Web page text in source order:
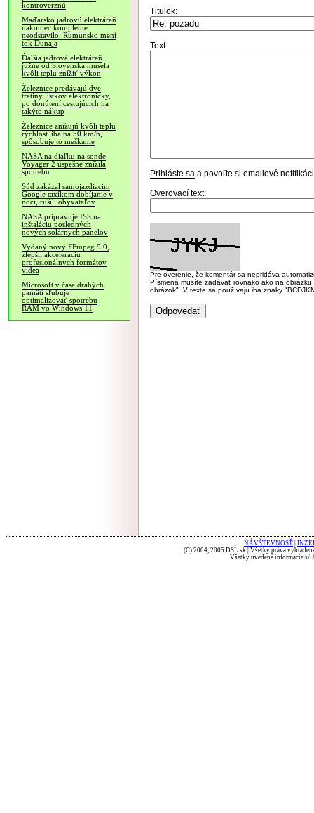
kontroverznú
Maďarsko jadrovú elektráreň
nakoniec kompletne
neodstavilo, Rumunsko mení
tok Dunaja
Ďalšia jadrová elektráreň
južne od Slovenska musela
kvôli teplu znížiť výkon
Železnice predávajú dve
tretiny lístkov elektronicky,
po donútení cestujúcich na
takýto nákup
Železnice znižujú kvôli teplu
rýchlosť iba na 50 km/h,
spôsobuje to meškanie
NASA na diaľku na sonde
Voyager 2 úspešne znížila
spotrebu
Súd zakázal samojazdiacim
Google taxíkom dobíjanie v
noci, rušili obyvateľov
NASA pripravuje ISS na
inštaláciu posledných
nových solárnych panelov
Vydaný nový FFmpeg 9.0,
zlepšil akceleráciu
profesionálnych formátov
videa
Microsoft v čase drahých
pamätí sľubuje
optimalizovať spotrebu
RAM vo Windows 11
Titulok:
Text:
Prihláste sa a povoľte si emailové
Overovací text:
Pre overenie, že komentár sa nepridáva
Písmená musíte zadávať rovnako ako na
obrázok". V texte sa používajú iba znaky
NÁVŠTEVNOSŤ
(C) 2004, 2005 DSL.sk | Všetky práva
Všetky uvedené informácie sú